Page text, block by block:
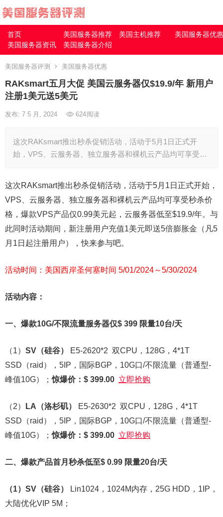
首页 美国服务器推荐 美国主机推荐
美国服务器优惠
美国服务器资讯
美国服务器介绍
美国服务器评测 美国服务器优惠
RAKsmart五月大促 美国云服务器仅$19.9/年 新用户
注册1美元送5美元
发布: 7 5 月, 2024 624阅读
这次RAKsmart推出秒杀促销活动，活动于5月1日正式开
始，VPS、云服务器、独立服务器和裸机云产品均可享受…
这次RAKsmart推出秒杀促销活动，活动于5月1日正式开始，
VPS、云服务器、独立服务器和裸机云产品均可享受秒杀价
格，爆款VPS产品仅0.99美元起，云服务器低至$19.9/年。与
此同时活动期间，新注册用户充值1美元即送5倍膨胀金（凡5
月1日起注册用户），快来参与吧。
活动时间：美国西岸圣何塞时间 5/01/2024～5/30/2024
活动内容：
一、爆款10G/不限流量服务器仅$ 399 限量10台/天
（1） SV （硅谷）
E5-2620*2 双CPU，128G，4*1T
SSD（raid），5IP，国际BGP，10G口/不限流量（普通型-
峰值10G）；惊爆价：$ 399.00 立即抢购
（2） LA （洛杉矶）
E5-2630*2 双CPU，128G，4*1T
SSD（raid），5IP，国际BGP，10G口/不限流量（普通型-
峰值10G）；惊爆价：$ 399.00 立即抢购
二、爆款产品首月秒杀低至$ 0.99 限量20台/天
（1）SV（硅谷）
Lin1024，1024M内存，25G HDD，1IP，
大陆优化VIP 5M；